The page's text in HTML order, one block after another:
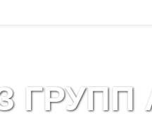
ГРУПП